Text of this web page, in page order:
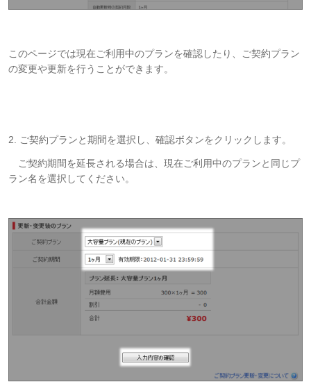
このページでは現在ご利用中のプランを確認したり、ご契約プラン
の変更や更新を行うことができます。
2. ご契約プランと期間を選択し、確認ボタンをクリックします。
ご契約期間を延長される場合は、現在ご利用中のプランと同じプ
ラン名を選択してください。